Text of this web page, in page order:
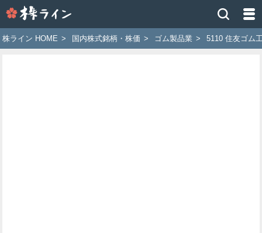
イ
ン
株ライン HOME > 国内株式銘柄・株価 > ゴム製品業 > 5110 住友ゴム